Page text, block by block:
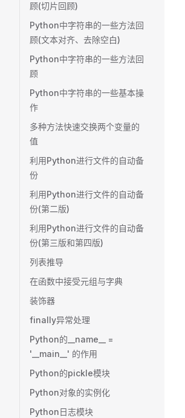
顾(切片回顾)
Python中字符串的一些方法回
顾(文本对齐、去除空白)
Python中字符串的一些方法回
顾
Python中字符串的一些基本操
作
多种方法快速交换两个变量的
值
利用Python进行文件的自动备
份
利用Python进行文件的自动备
份(第二版)
利用Python进行文件的自动备
份(第三版和第四版)
列表推导
在函数中接受元组与字典
装饰器
finally异常处理
Python的__name__ =
'__main__' 的作用
Python的pickle模块
Python对象的实例化
Python日志模块